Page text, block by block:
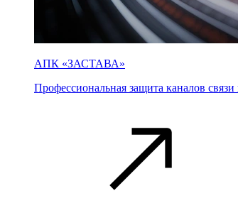
АПК «ЗАСТАВА»
Профессиональная защита каналов